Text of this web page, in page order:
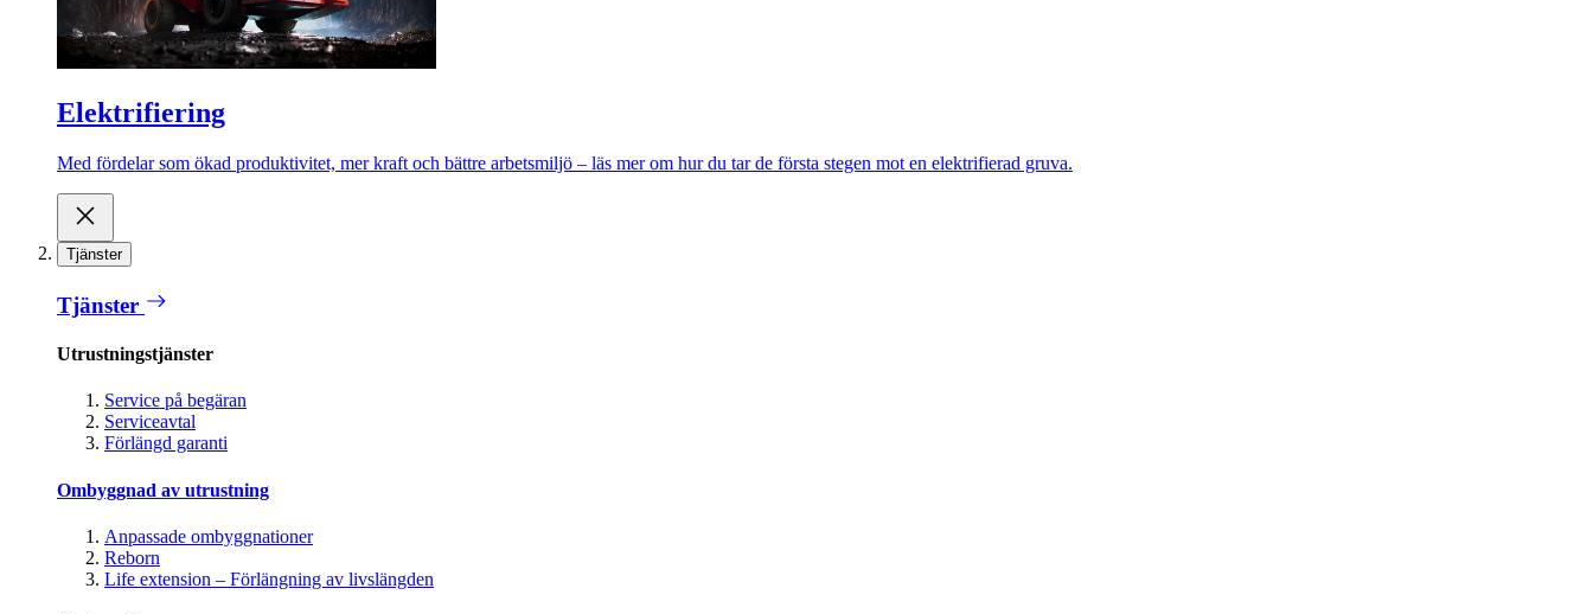
Elektrifiering
Med fördelar som ökad produktivitet, mer kraft och bättre arbetsmiljö – läs mer om hur du tar de första stegen mot en elektrifierad gruva.
Tjänster
Tjänster
Utrustningstjänster
Service på begäran
Serviceavtal
Förlängd garanti
Ombyggnad av utrustning
Anpassade ombyggnationer
Reborn
Life extension – Förlängning av livslängden